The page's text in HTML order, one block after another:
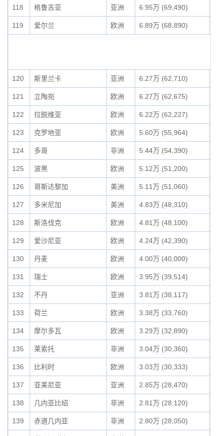
118 格鲁吉亚 亚洲 6.95万 (69,490)
119 爱尔兰 欧洲 6.89万 (68,890)
120 斯里兰卡 亚洲 6.27万 (62,710)
121 立陶宛 欧洲 6.27万 (62,675)
122 拉脱维亚 欧洲 6.22万 (62,227)
123 克罗地亚 欧洲 5.60万 (55,964)
124 多哥 非洲 5.44万 (54,390)
125 波黑 欧洲 5.12万 (51,200)
126 哥斯达黎加 美洲 5.11万 (51,060)
127 多米尼加 美洲 4.83万 (48,310)
128 斯洛伐克 欧洲 4.81万 (48,100)
129 爱沙尼亚 欧洲 4.24万 (42,390)
130 丹麦 欧洲 4.00万 (40,000)
131 瑞士 欧洲 3.95万 (39,514)
132 不丹 亚洲 3.81万 (38,117)
133 荷兰 欧洲 3.38万 (33,760)
134 摩尔多瓦 欧洲 3.29万 (32,890)
135 莱索托 非洲 3.04万 (30,360)
136 比利时 欧洲 3.03万 (30,333)
137 亚美尼亚 亚洲 2.85万 (28,470)
138 几内亚比绍 非洲 2.81万 (28,120)
139 赤道几内亚 非洲 2.80万 (28,050)